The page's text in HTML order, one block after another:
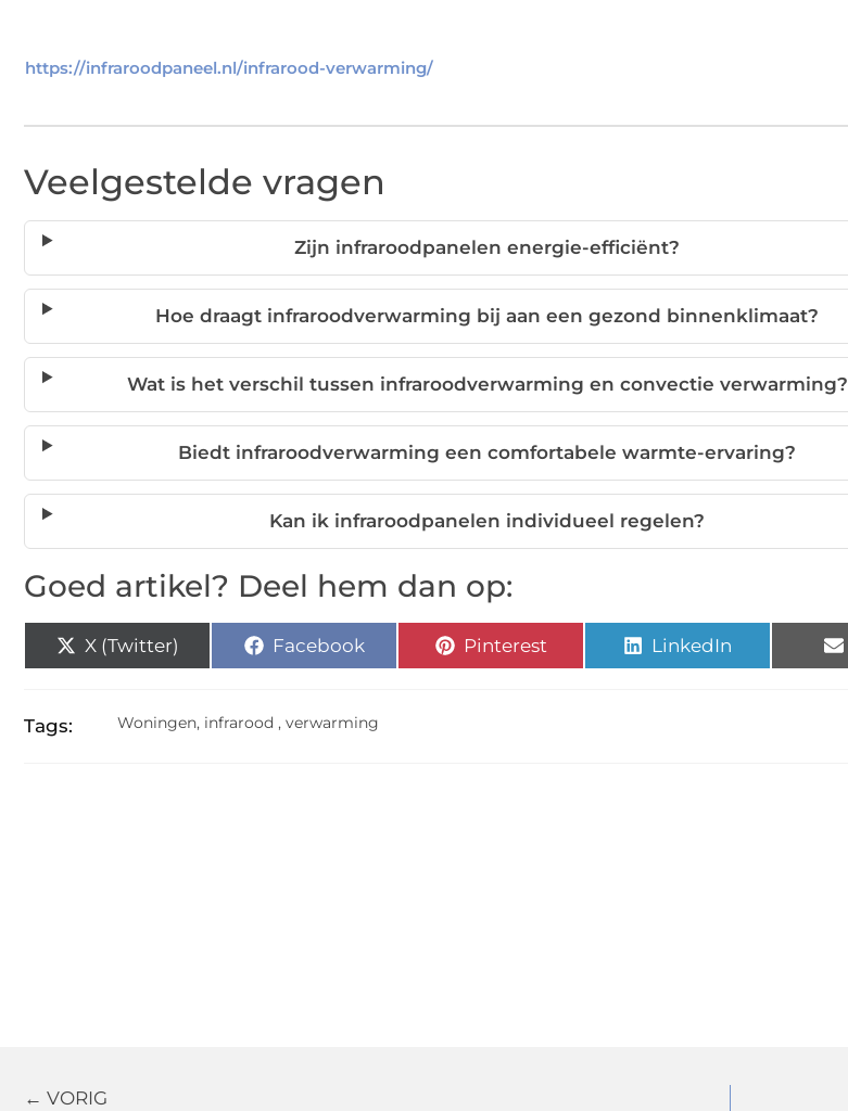
https://infraroodpaneel.nl/infrarood-verwarming/
Veelgestelde vragen
Zijn infraroodpanelen energie-efficiënt?
Hoe draagt infraroodverwarming bij aan een gezond binnenklimaat?
Wat is het verschil tussen infraroodverwarming en convectie verwarming?
Biedt infraroodverwarming een comfortabele warmte-ervaring?
Kan ik infraroodpanelen individueel regelen?
Goed artikel? Deel hem dan op:
X (Twitter) Facebook Pinterest LinkedIn
Tags: Woningen, infrarood , verwarming
← VORIG